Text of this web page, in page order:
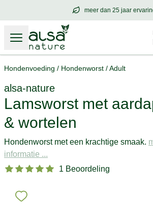
meer dan 25 jaar
meer dan25
Hondenvoeding / Hondenworst /Adult
alsa-nature
Lamsworst met
& wortelen
Hondenworst met een krachtige smaak.
informatie ...
1 Beoordeling